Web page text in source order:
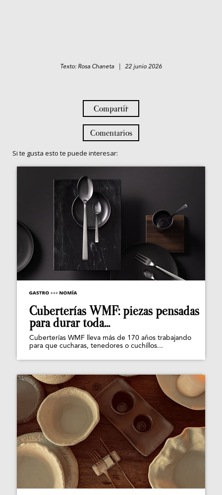
Texto: Rosa Chaneta | 22 junio 2026
Compartir
Comentarios
Si te gusta esto te puede interesar:
Cuberterías WMF: piezas pensadas
para durar toda...
Cuberterías WMF lleva más de 170 años trabajando
para que cucharas, tenedores o cuchillos...